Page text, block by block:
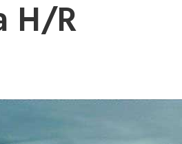
H/R